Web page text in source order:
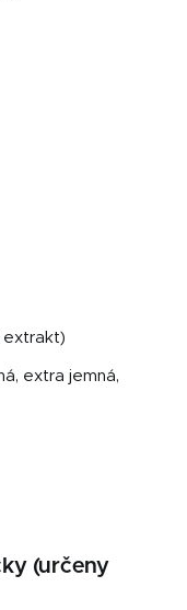
extrakt)
extra jemná,
(určeny